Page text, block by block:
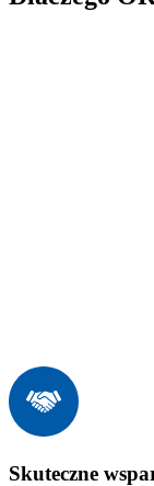
Skuteczne